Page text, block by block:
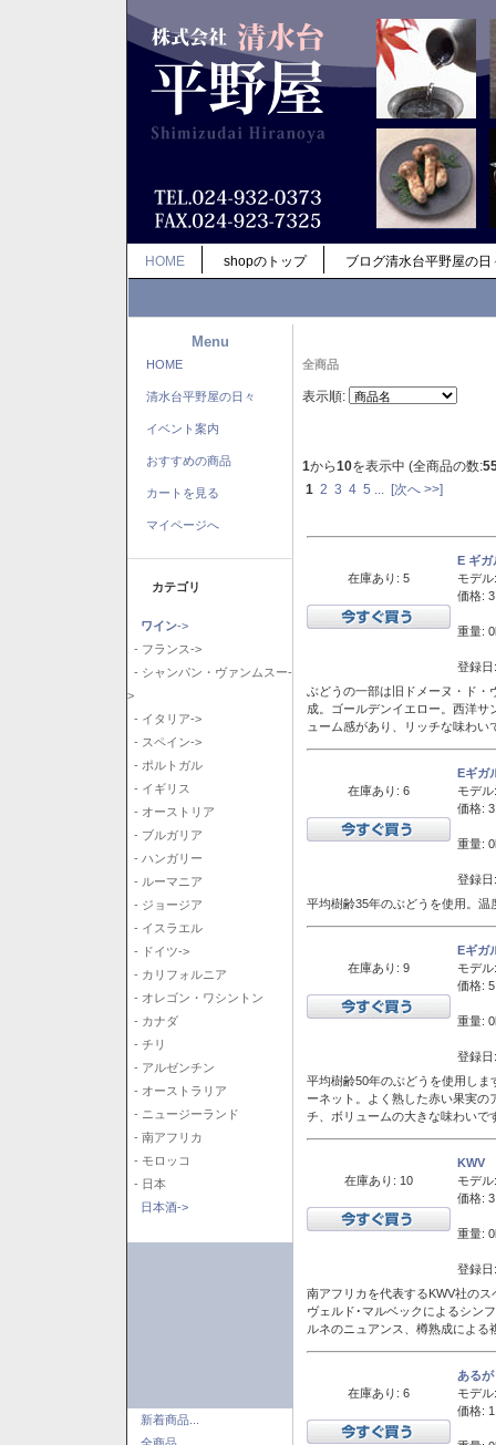
HOME shopのトップ ブログ清水台平野屋の日
Menu
HOME
清水台平野屋の日々
イベント案内
おすすめの商品
カートを見る
マイページへ
カテゴリ
ワイン->
- フランス->
- シャンパン・ヴァンムスー-
>
- イタリア->
- スペイン->
- ポルトガル
- イギリス
- オーストリア
- ブルガリア
- ハンガリー
- ルーマニア
- ジョージア
- イスラエル
- ドイツ->
- カリフォルニア
- オレゴン・ワシントン
- カナダ
- チリ
- アルゼンチン
- オーストラリア
- ニュージーランド
- 南アフリカ
- モロッコ
- 日本
日本酒->
新着商品...
全商品
表示順:
1から10を表示中 (全商品の数:
1 2 3 4 5 [次へ >>]
在庫あり: 5
E ギ
モデル:
価格:
重量:
登録
ぶどうの一部は旧ドメーヌ・ド・
成。ゴールデンイエロー。西洋
ューム感があり、リッチな味わい
在庫あり: 6
Eギガ
モデル:
価格:
重量:
登録
平均樹齢35年のぶどうを使用。
在庫あり: 9
Eギガ
モデル:
価格:
重量:
登録
平均樹齢50年のぶどうを使用し
ーネット。よく熟した赤い果実
チ、ボリュームの大きな味わいで
在庫あり: 10
KWV
モデル:
価格:
重量:
登録
南アフリカを代表するKWV社の
ヴェルド･マルベックによるシン
ルネのニュアンス、樽熟成によ
在庫あり: 6
ある
モデル:
価格: